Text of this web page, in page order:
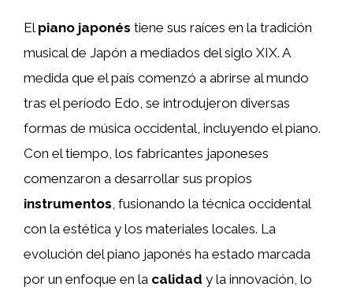
El piano japonés tiene sus raíces en la tradición
musical de Japón a mediados del siglo XIX. A
medida que el país comenzó a abrirse al mundo
tras el período Edo, se introdujeron diversas
formas de música occidental, incluyendo el piano.
Con el tiempo, los fabricantes japoneses
comenzaron a desarrollar sus propios
instrumentos, fusionando la técnica occidental
con la estética y los materiales locales. La
evolución del piano japonés ha estado marcada
por un enfoque en la calidad y la innovación, lo